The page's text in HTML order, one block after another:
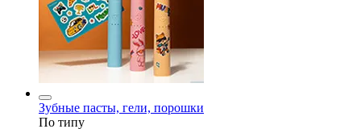
Зубные пасты, гели, порошки
По типу